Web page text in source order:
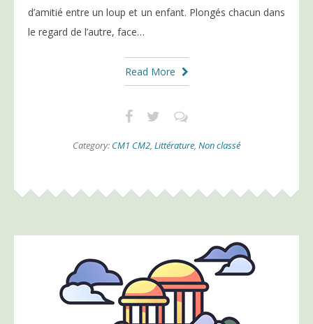
d’amitié entre un loup et un enfant. Plongés chacun dans
le regard de l’autre, face…
Read More
Category: CM1 CM2, Littérature, Non classé